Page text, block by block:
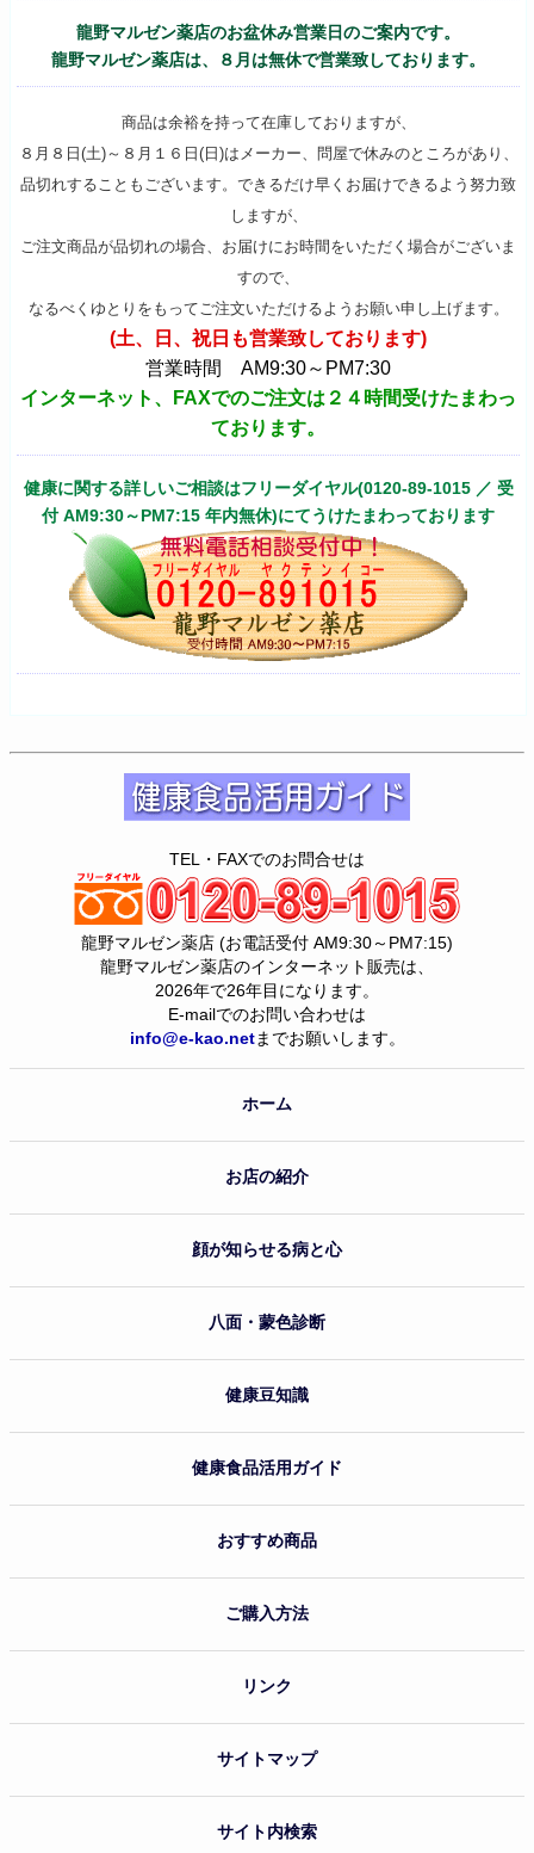
龍野マルゼン薬店のお盆休み営業日のご案内です。
龍野マルゼン薬店は、８月は無休で営業致しております。
商品は余裕を持って在庫しておりますが、
８月８日(土)～８月１６日(日)はメーカー、問屋で休みのところがあり、
品切れすることもございます。できるだけ早くお届けできるよう努力致
しますが、
ご注文商品が品切れの場合、お届けにお時間をいただく場合がございま
すので、
なるべくゆとりをもってご注文いただけるようお願い申し上げます。
(土、日、祝日も営業致しております)
営業時間 AM9:30～PM7:30
インターネット、FAXでのご注文は２４時間受けたまわっ
ております。
健康に関する詳しいご相談はフリーダイヤル(0120-89-1015 ／ 受
付 AM9:30～PM7:15 年内無休)にてうけたまわっております
TEL・FAXでのお問合せは
龍野マルゼン薬店 (お電話受付 AM9:30～PM7:15)
龍野マルゼン薬店のインターネット販売は、
2026年で26年目になります。
E-mailでのお問い合わせは
info@e-kao.netまでお願いします。
ホーム
お店の紹介
顔が知らせる病と心
八面・蒙色診断
健康豆知識
健康食品活用ガイド
おすすめ商品
ご購入方法
リンク
サイトマップ
サイト内検索